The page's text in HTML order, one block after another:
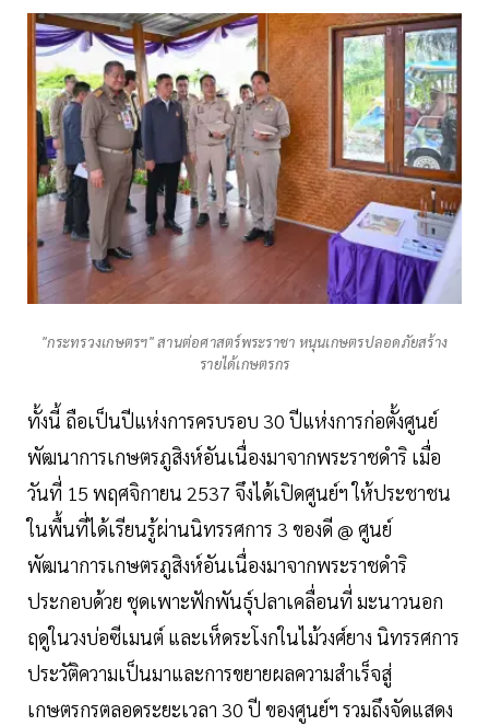
"กระทรวงเกษตรฯ" สานต่อศาสตร์พระราชา หนุนเกษตรปลอดภัยสร้าง
รายได้เกษตรกร
ทั้งนี้ ถือเป็นปีแห่งการครบรอบ 30 ปีแห่งการก่อตั้งศูนย์
พัฒนาการเกษตรภูสิงห์อันเนื่องมาจากพระราชดำริ เมื่อ
วันที่ 15 พฤศจิกายน 2537 จึงได้เปิดศูนย์ฯ ให้ประชาชน
ในพื้นที่ได้เรียนรู้ผ่านนิทรรศการ 3 ของดี @ ศูนย์
พัฒนาการเกษตรภูสิงห์อันเนื่องมาจากพระราชดำริ
ประกอบด้วย ชุดเพาะฟักพันธุ์ปลาเคลื่อนที่ มะนาวนอก
ฤดูในวงบ่อซีเมนต์ และเห็ดระโงกในไม้วงศ์ยาง นิทรรศการ
ประวัติความเป็นมาและการขยายผลความสำเร็จสู่
เกษตรกรตลอดระยะเวลา 30 ปี ของศูนย์ฯ รวมถึงจัดแสดง